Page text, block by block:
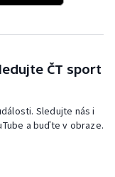
ČT sport
Sledujte nás i
a buďte v obraze.